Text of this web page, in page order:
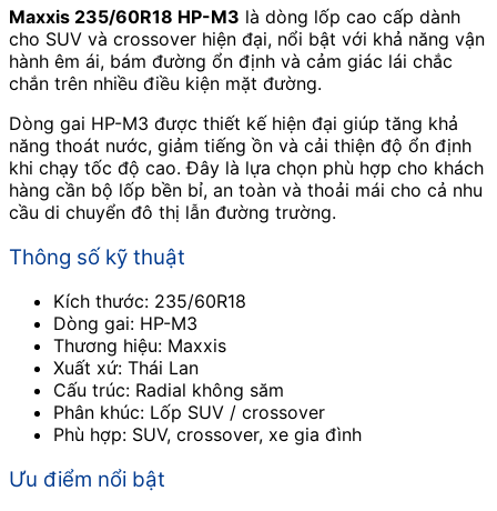
Maxxis 235/60R18 HP-M3 là dòng lốp cao cấp dành
cho SUV và crossover hiện đại, nổi bật với khả năng vận
hành êm ái, bám đường ổn định và cảm giác lái chắc
chắn trên nhiều điều kiện mặt đường.
Dòng gai HP-M3 được thiết kế hiện đại giúp tăng khả
năng thoát nước, giảm tiếng ồn và cải thiện độ ổn định
khi chạy tốc độ cao. Đây là lựa chọn phù hợp cho khách
hàng cần bộ lốp bền bỉ, an toàn và thoải mái cho cả nhu
cầu di chuyển đô thị lẫn đường trường.
Thông số kỹ thuật
Kích thước: 235/60R18
Dòng gai: HP-M3
Thương hiệu: Maxxis
Xuất xứ: Thái Lan
Cấu trúc: Radial không săm
Phân khúc: Lốp SUV / crossover
Phù hợp: SUV, crossover, xe gia đình
Ưu điểm nổi bật